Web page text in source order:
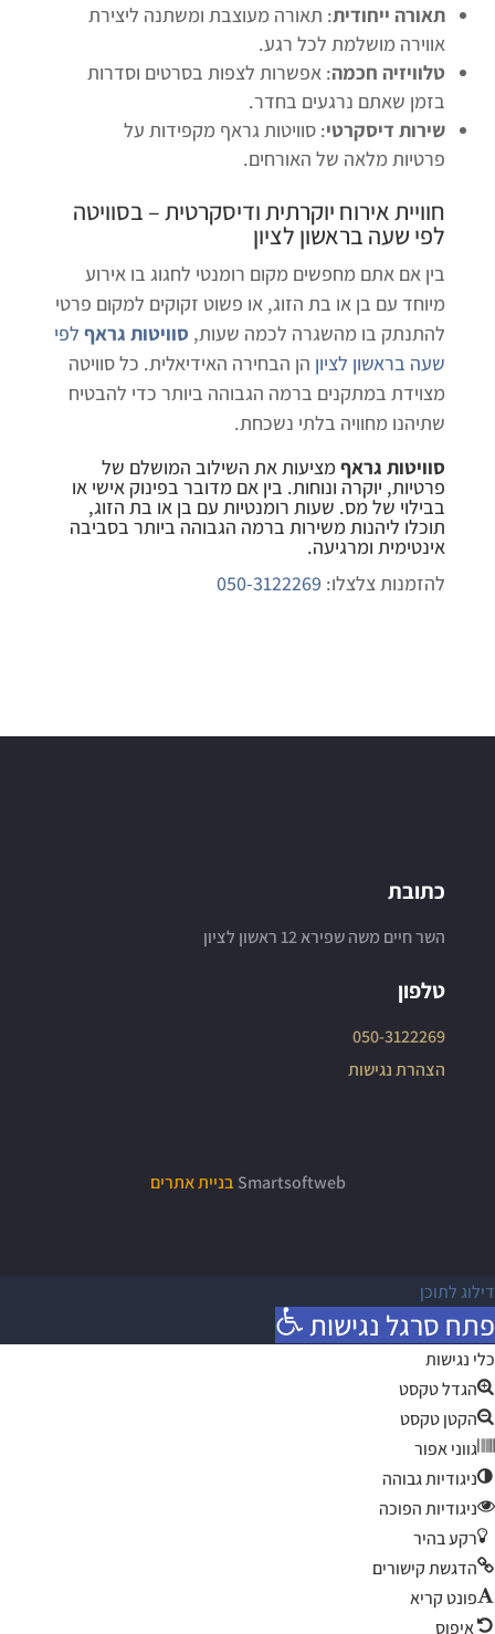
תאורה ייחודית: תאורה מעוצבת ומשתנה ליצירת
אווירה מושלמת לכל רגע.
טלוויזיה חכמה: אפשרות לצפות בסרטים וסדרות
בזמן שאתם נרגעים בחדר.
שירות דיסקרטי: סוויטות גראף מקפידות על
פרטיות מלאה של האורחים.
חוויית אירוח יוקרתית ודיסקרטית – בסוויטה
לפי שעה בראשון לציון
בין אם אתם מחפשים מקום רומנטי לחגוג בו אירוע
מיוחד עם בן או בת הזוג, או פשוט זקוקים למקום פרטי
להתנתק בו מהשגרה לכמה שעות, סוויטות גראףלפי
שעה בראשון לציון הן הבחירה האידיאלית. כל סוויטה
מצוידת במתקנים ברמה הגבוהה ביותר כדי להבטיח
שתיהנו מחוויה בלתי נשכחת.
סוויטות גראףמציעות את השילוב המושלם של
פרטיות, יוקרה ונוחות. בין אם מדובר בפינוק אישי או
בבילוי של מס. שעות רומנטיות עם בן או בת הזוג,
תוכלו ליהנות משירות ברמה הגבוהה ביותר בסביבה
אינטימית ומרגיעה.
להזמנות צלצלו: 050-3122269
כתובת
השר חיים משה שפירא 12 ראשון לציון
טלפון
050-3122269
הצהרת נגישות
Smartsoftweb בניית אתרים
דילוג לתוכן
פתח סרגל נגישות
כלי נגישות
הגדל טקסט
הקטן טקסט
גווני אפור
ניגודיות גבוהה
ניגודיות הפוכה
רקע בהיר
הדגשת קישורים
פונט קריא
איפוס